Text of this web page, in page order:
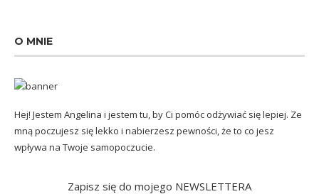
O MNIE
Hej! Jestem Angelina i jestem tu, by Ci pomóc odżywiać się lepiej. Ze
mną poczujesz się lekko i nabierzesz pewności, że to co jesz
wpływa na Twoje samopoczucie.
Zapisz się do mojego NEWSLETTERA